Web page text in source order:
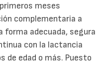
meses
complementaria a
forma adecuada, segura
con la lactancia
de edad o más. Puesto